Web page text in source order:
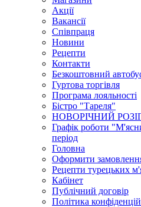
Акції
Вакансії
Співпраця
Новини
Рецепти
Контакти
Безкоштовний
Гуртова торгівля
Програма лояльності
Бістро "Тареля"
НОВОРІЧНИЙ
Графік роботи
період
Головна
Оформити
Рецепти турецьких
Кабінет
Публічний договір
Політика